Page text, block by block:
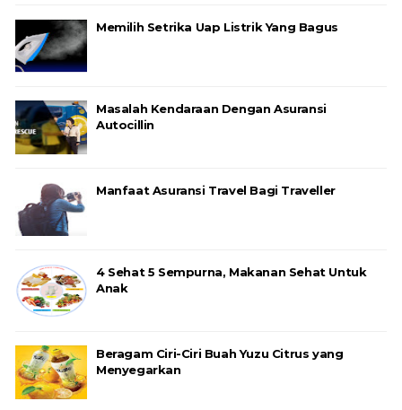
Memilih Setrika Uap Listrik Yang Bagus
Masalah Kendaraan Dengan Asuransi
Autocillin
Manfaat Asuransi Travel Bagi Traveller
4 Sehat 5 Sempurna, Makanan Sehat Untuk
Anak
Beragam Ciri-Ciri Buah Yuzu Citrus yang
Menyegarkan